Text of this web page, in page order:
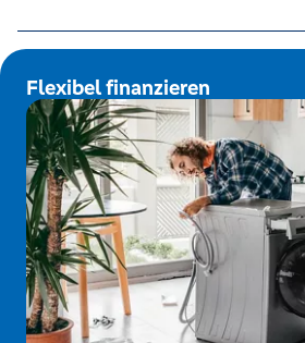
Flexibel finanzieren